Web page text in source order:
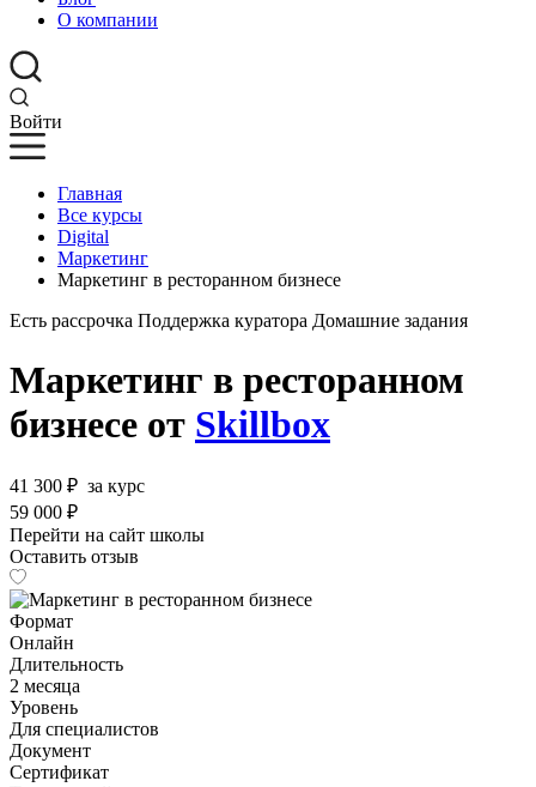
О компании
Войти
Главная
Все курсы
Digital
Маркетинг
Маркетинг в ресторанном бизнесе
Есть рассрочка Поддержка куратора Домашние задания
Маркетинг в ресторанном
бизнесе от Skillbox
41 300 ₽ за курс
59 000 ₽
Перейти на сайт школы
Оставить отзыв
Формат
Онлайн
Длительность
2 месяца
Уровень
Для специалистов
Документ
Сертификат